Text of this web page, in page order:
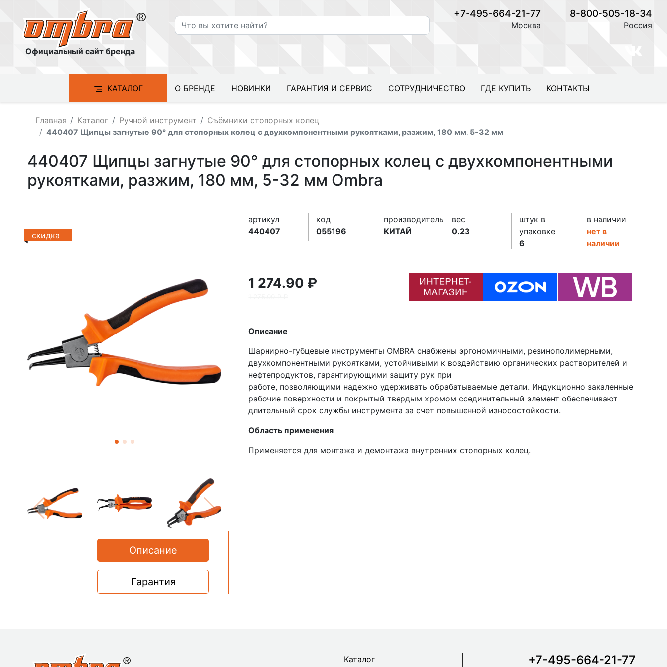
Официальный сайт бренда
+7-495-664-21-77
Москва
8-800-505-18-34
Россия
КАТАЛОГ О БРЕНДЕ НОВИНКИ ГАРАНТИЯ И СЕРВИС СОТРУДНИЧЕСТВО ГДЕ КУПИТЬ КОНТАКТЫ
Главная Каталог Ручной инструмент
Съёмники стопорных колец
440407 Щипцы загнутые 90° для стопорных колец с двухкомпонентными рукоятками, разжим, 180 мм, 5-32 мм
440407 Щипцы загнутые 90° для стопорных колец с двухкомпонентными
рукоятками, разжим, 180 мм, 5-32 мм Ombra
скидка
Описание
Гарантия
артикул
440407
код
055196
производитель
КИТАЙ
вес
0.23
штук в
упаковке
6
в наличии
нет в
наличии
1 274.90 ₽
Описание
Шарнирно-губцевые инструменты ОМВRA снабжены эргономичными, резинополимерными,
двухкомпонентными рукоятками, устойчивыми к воздействию органических растворителей и
нефтепродуктов, гарантирующими защиту рук при
работе, позволяющими надежно удерживать обрабатываемые детали. Индукционно закаленные
рабочие поверхности и покрытый твердым хромом соединительный элемент обеспечивают
длительный срок службы инструмента за счет повышенной износостойкости.
Область применения
Применяется для монтажа и демонтажа внутренних стопорных колец.
Каталог +7-495-664-21-77